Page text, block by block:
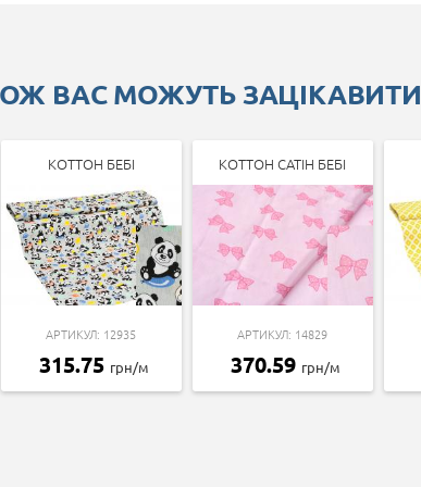
ВАС МОЖУТЬ ЗАЦІКАВИТИ
КОТТОН БЕБІ
АРТИКУЛ: 12935
315.75 грн/м
КОТТОН САТІН БЕБІ
АРТИКУЛ: 14829
370.59 грн/м